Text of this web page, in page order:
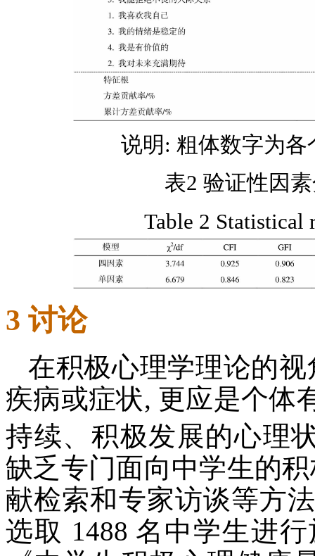
说明: 粗体数字为
表2 验证性因
Table 2 Statistical
3 讨论
在积极心理学理论的
疾病或症状, 更应是个体
持续、积极发展的心理
缺乏专门面向中学生的
献检索和专家访谈等方
选取 1488 名中学生进